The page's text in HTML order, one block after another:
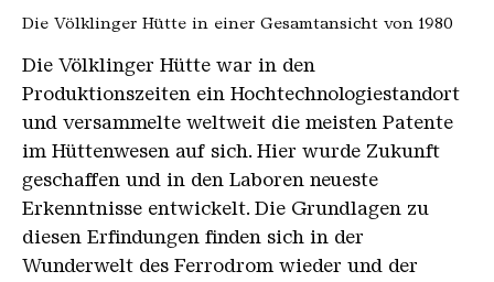
Die Völklinger Hütte in einer Gesamtansicht von 1980
Die Völklinger Hütte war in den
Produktionszeiten ein Hochtechnologiestandort
und versammelte weltweit die meisten Patente
im Hüttenwesen auf sich. Hier wurde Zukunft
geschaffen und in den Laboren neueste
Erkenntnisse entwickelt. Die Grundlagen zu
diesen Erfindungen finden sich in der
Wunderwelt des Ferrodrom wieder und der